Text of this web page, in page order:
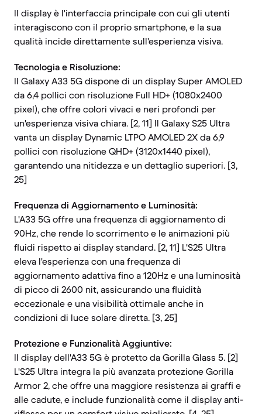
Il display è l'interfaccia principale con cui gli utenti
interagiscono con il proprio smartphone, e la sua
qualità incide direttamente sull'esperienza visiva.
Tecnologia e Risoluzione:
Il Galaxy A33 5G dispone di un display Super AMOLED
da 6,4 pollici con risoluzione Full HD+ (1080x2400
pixel), che offre colori vivaci e neri profondi per
un'esperienza visiva chiara. [2, 11] Il Galaxy S25 Ultra
vanta un display Dynamic LTPO AMOLED 2X da 6,9
pollici con risoluzione QHD+ (3120x1440 pixel),
garantendo una nitidezza e un dettaglio superiori. [3,
25]
Frequenza di Aggiornamento e Luminosità:
L'A33 5G offre una frequenza di aggiornamento di
90Hz, che rende lo scorrimento e le animazioni più
fluidi rispetto ai display standard. [2, 11] L'S25 Ultra
eleva l'esperienza con una frequenza di
aggiornamento adattiva fino a 120Hz e una luminosità
di picco di 2600 nit, assicurando una fluidità
eccezionale e una visibilità ottimale anche in
condizioni di luce solare diretta. [3, 25]
Protezione e Funzionalità Aggiuntive:
Il display dell'A33 5G è protetto da Gorilla Glass 5. [2]
L'S25 Ultra integra la più avanzata protezione Gorilla
Armor 2, che offre una maggiore resistenza ai graffi e
alle cadute, e include funzionalità come il display anti-